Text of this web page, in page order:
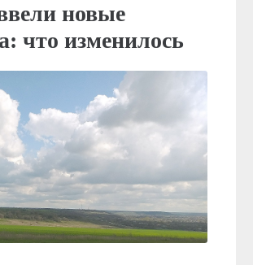
новые
что изменилось